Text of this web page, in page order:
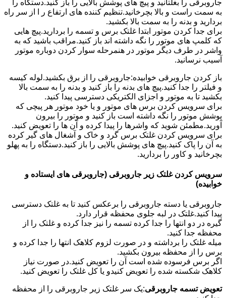
جاروبرقی را بغلتانید و پیچ های پوشش بالایی را باز کنید.دستگاه را
به سمت راست و بالا بچرخانید.تنظیم کننده های ارتفاع ر ا از سر راه
بردارید و بدنه را به سمت بالا بکشید.
برای جدا کردن موتور ابتدا غلتک برس و تسمه را بردارید.پیچ هایی
که کلمپ های موتور را نگه داشته اند باز کنید.مراقب باشید که به
واشر در طرف دیگر موتور در هنمرحله سوار کردن دوباره موتور
آسیب نرسانید.
باز کردن جاروبرقی خوابیده:جاروبرقی را از برق بکشید.لوله کیسه
و فیلتر را جدا کنید.پیچ های بدنه را باز کنید و بدنه را به سمت بالا
بکشید تا به موتور و اجزای الکتریکی دسترسی پیدا کنید.
برای سرویس کردن برس های موتور و یا خود موتور هر پیچی که
پوشش موتور را نگه داشته است باز کنید و موتور را بیرون
آورید.مطمئن شوید که واشرها را پیدا کرده و آن ها را تعویض کنید.
برای سرویس کردن غلتک برس گرد و خاک و آشغال های گیر کرده
به آن را پاک کنید.پیچ های پوشش بالایی را باز کنید.دستگاه را به پهلو
بچرخانید و کاور را بردارید.
سرویس کردن غلتک زیر جاروبرقی (جاروبرقی های ایستاده و
خوابیده)
جاروبرقی یا دسته جاروبرقی را برعکس کنید تا به غلتک دسترسی
پیدا کنید.غلتک در لبه جلوی محفظه قرار دارد.
گیره در دو انتها را جدا کرده تسمه را نیز جدا کرده و غلتک را از
محفظه جدا کنید.
میله غلتک را برداشته و در صورت لزوم کلاهک انتها را جدا کرده و
برس را از محفظه بیرون بکشید.
اگر برس فرسوده شده است آن را تعویض کنید.در صورت نیاز
کلاهک شکسته شده را تعویض کنیدو یا کل غلتک را تعویض کنید.
تعویض تسمه جاروبرقی:یک سر غلتک زیر جاروبرقی را از محفظه